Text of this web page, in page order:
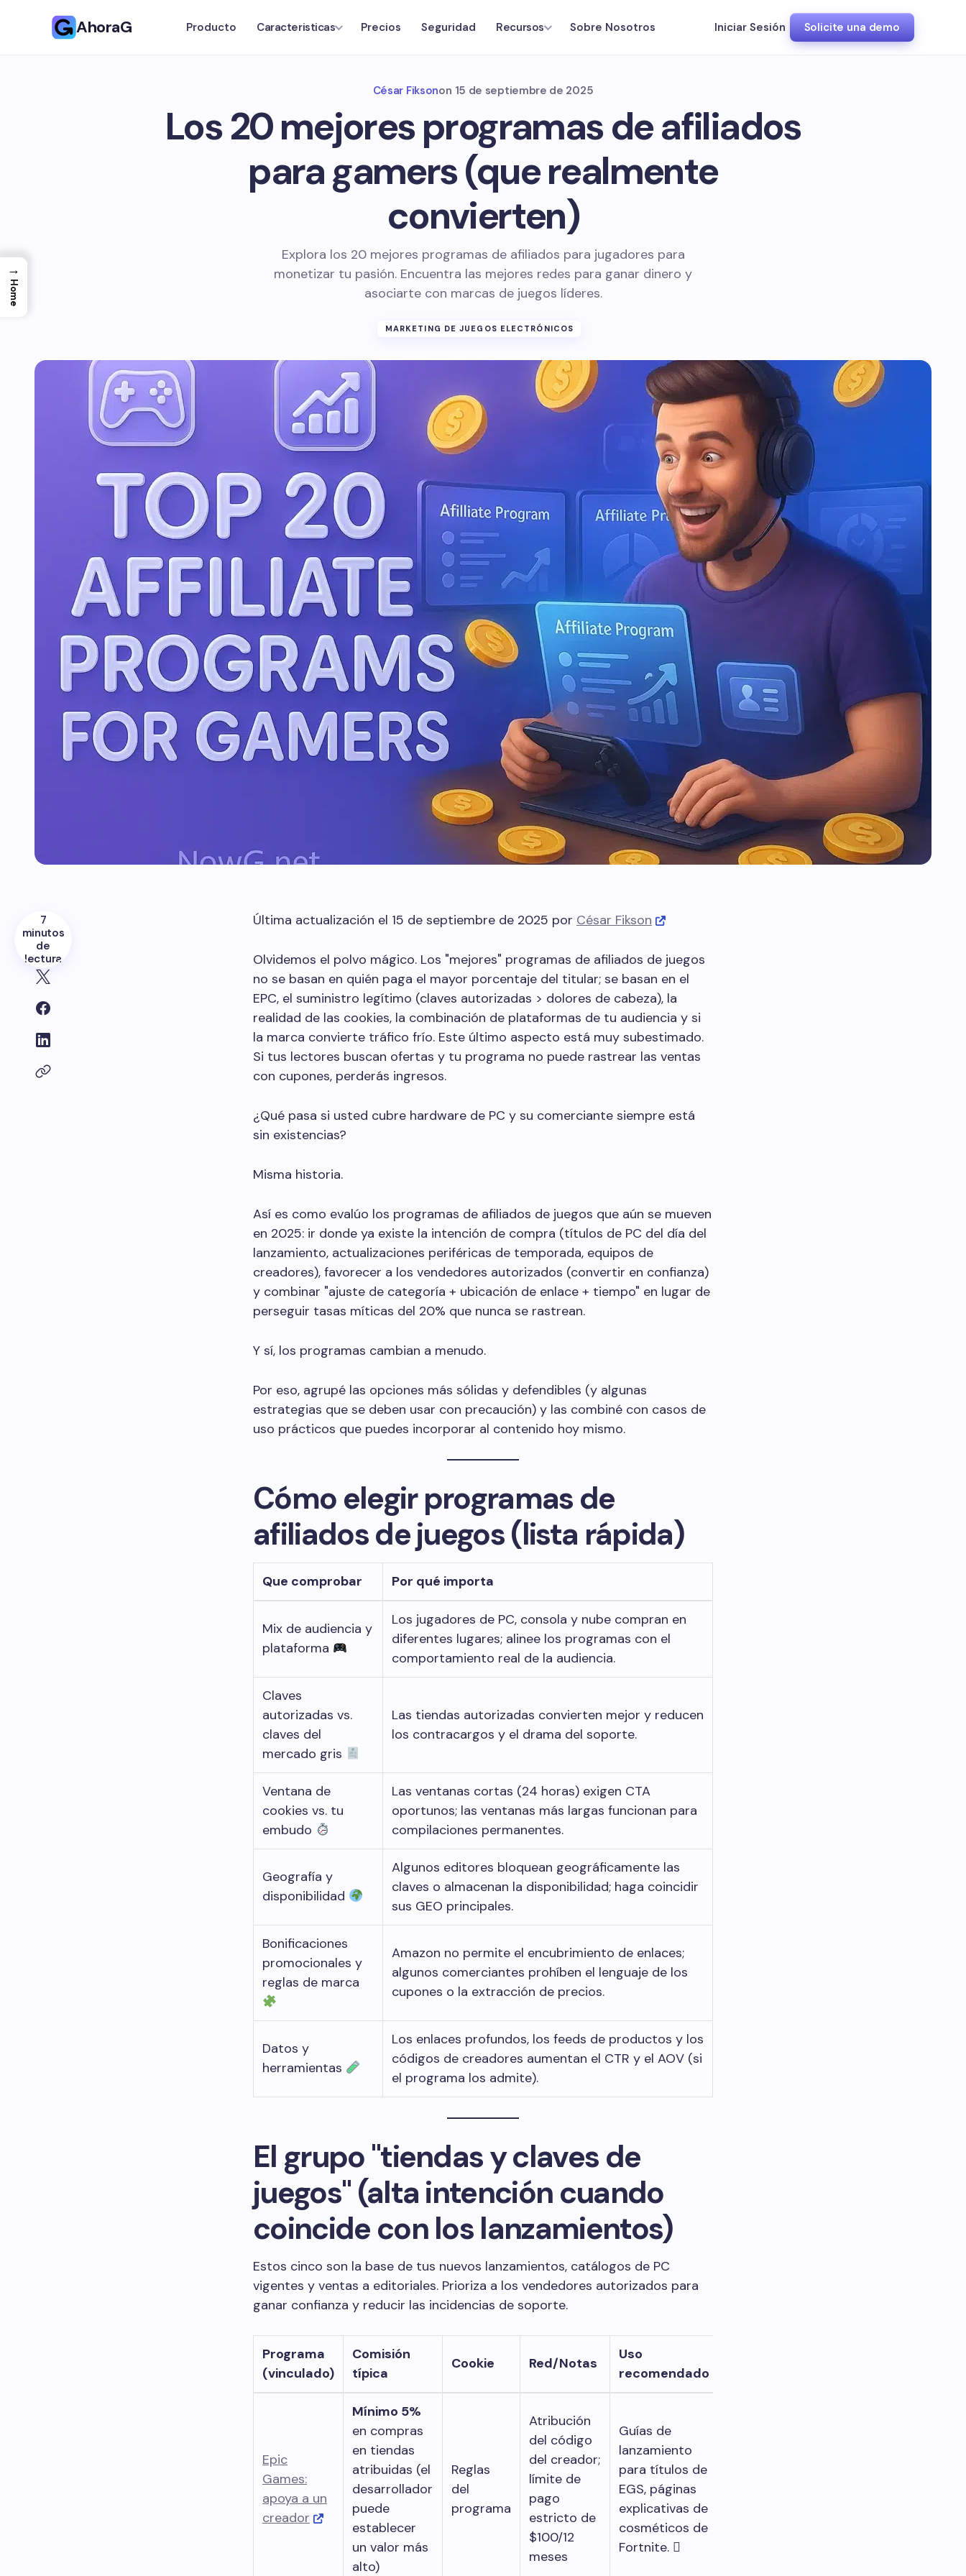
AhoraG Producto Caracteristicas Precios Seguridad Recursos Sobre Nosotros Iniciar Sesión Solicite una demo
César Fiksonon 15 de septiembre de 2025
Los 20 mejores programas de afiliados
para gamers (que realmente
convierten)
Explora los 20 mejores programas de afiliados para jugadores para
monetizar tu pasión. Encuentra las mejores redes para ganar dinero y
asociarte con marcas de juegos líderes.
MARKETING DE JUEGOS ELECTRÓNICOS
7
minutos
de
lectura
Última actualización el 15 de septiembre de 2025 por César Fikson
Olvidemos el polvo mágico. Los "mejores" programas de afiliados de juegos
no se basan en quién paga el mayor porcentaje del titular; se basan en el
EPC, el suministro legítimo (claves autorizadas > dolores de cabeza), la
realidad de las cookies, la combinación de plataformas de tu audiencia y si
la marca convierte tráfico frío. Este último aspecto está muy subestimado.
Si tus lectores buscan ofertas y tu programa no puede rastrear las ventas
con cupones, perderás ingresos.
¿Qué pasa si usted cubre hardware de PC y su comerciante siempre está
sin existencias?
Misma historia.
Así es como evalúo los programas de afiliados de juegos que aún se mueven
en 2025: ir donde ya existe la intención de compra (títulos de PC del día del
lanzamiento, actualizaciones periféricas de temporada, equipos de
creadores), favorecer a los vendedores autorizados (convertir en confianza)
y combinar "ajuste de categoría + ubicación de enlace + tiempo" en lugar de
perseguir tasas míticas del 20% que nunca se rastrean.
Y sí, los programas cambian a menudo.
Por eso, agrupé las opciones más sólidas y defendibles (y algunas
estrategias que se deben usar con precaución) y las combiné con casos de
uso prácticos que puedes incorporar al contenido hoy mismo.
Cómo elegir programas de
afiliados de juegos (lista rápida)
Que comprobar Por qué importa
Mix de audiencia y
plataforma
Los jugadores de PC, consola y nube compran en
diferentes lugares; alinee los programas con el
comportamiento real de la audiencia.
Claves
autorizadas vs.
claves del
mercado gris
Las tiendas autorizadas convierten mejor y reducen
los contracargos y el drama del soporte.
Ventana de
cookies vs. tu
embudo
Las ventanas cortas (24 horas) exigen CTA
oportunos; las ventanas más largas funcionan para
compilaciones permanentes.
Geografía y
disponibilidad
Algunos editores bloquean geográficamente las
claves o almacenan la disponibilidad; haga coincidir
sus GEO principales.
Bonificaciones
promocionales y
reglas de marca
Amazon no permite el encubrimiento de enlaces;
algunos comerciantes prohíben el lenguaje de los
cupones o la extracción de precios.
Datos y
herramientas
Los enlaces profundos, los feeds de productos y los
códigos de creadores aumentan el CTR y el AOV (si
el programa los admite).
El grupo "tiendas y claves de
juegos" (alta intención cuando
coincide con los lanzamientos)
Estos cinco son la base de tus nuevos lanzamientos, catálogos de PC
vigentes y ventas a editoriales. Prioriza a los vendedores autorizados para
ganar confianza y reducir las incidencias de soporte.
Programa
(vinculado)
Comisión
típica
Cookie Red/Notas
Uso
recomendado
Epic
Games:
apoya a un
creador
Mínimo 5%
en compras
en tiendas
atribuidas (el
desarrollador
puede
establecer
un valor más
alto)
Reglas
del
programa
Atribución
del código
del creador;
límite de
pago
estricto de
$100/12
meses
Guías de
lanzamiento
para títulos de
EGS, páginas
explicativas de
cosméticos de
Fortnite. 
→
Home